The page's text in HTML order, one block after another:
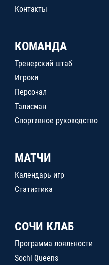
Контакты
КОМАНДА
Тренерский штаб
Игроки
Персонал
Талисман
Спортивное руководство
МАТЧИ
Календарь игр
Статистика
СОЧИ КЛАБ
Программа лояльности
Sochi Queens